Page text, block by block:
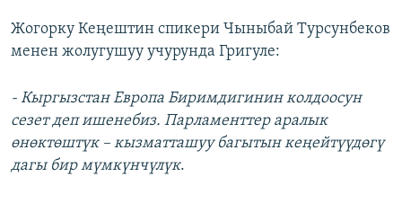
Жогорку Кеңештин спикери Чыныбай Турсунбеков
менен жолугушуу учурунда Григуле:
- Кыргызстан Европа Биримдигинин колдоосун
сезет деп ишенебиз. Парламенттер аралык
өнөктөштүк – кызматташуу багытын кеңейтүүдөгү
дагы бир мүмкүнчүлүк.